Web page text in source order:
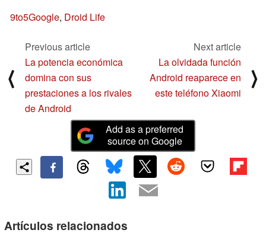
9to5Google, Droid Life
⟨
Previous article
La potencia económica
domina con sus
prestaciones a los rivales
de Android
Next article
La olvidada función
Android reaparece en
este teléfono Xiaomi
⟩
Add as a preferred
source on Google
Artículos relacionados